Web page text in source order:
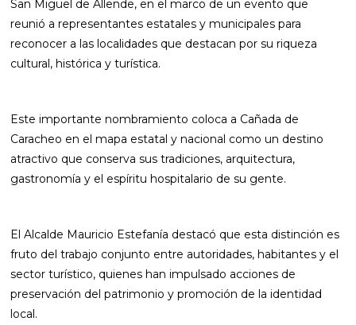
San Miguel de Allende, en el marco de un evento que
reunió a representantes estatales y municipales para
reconocer a las localidades que destacan por su riqueza
cultural, histórica y turística.
Este importante nombramiento coloca a Cañada de
Caracheo en el mapa estatal y nacional como un destino
atractivo que conserva sus tradiciones, arquitectura,
gastronomía y el espíritu hospitalario de su gente.
El Alcalde Mauricio Estefanía destacó que esta distinción es
fruto del trabajo conjunto entre autoridades, habitantes y el
sector turístico, quienes han impulsado acciones de
preservación del patrimonio y promoción de la identidad
local.